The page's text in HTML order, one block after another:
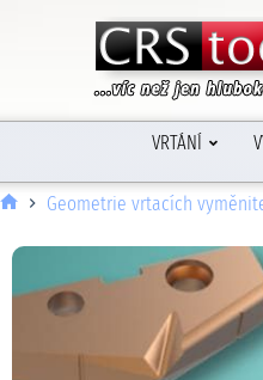
VRTÁNÍ
Geometrie vrtacích